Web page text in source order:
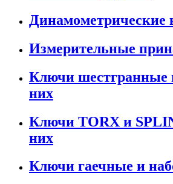
Динамометрические
Измерительные
Ключи шестгранные
них
Ключи TORX и
них
Ключи гаечные и